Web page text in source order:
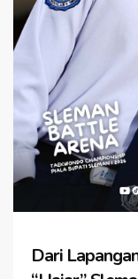
Dari